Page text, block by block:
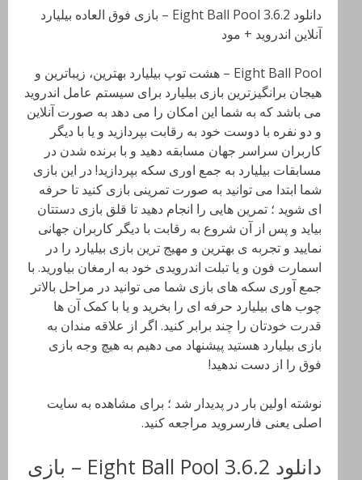
دانلود Eight Ball Pool 3.6.2 – بازی فوق العاده بیلیارد
آنلاین اندروید + مود
Eight Ball Pool – هشت توپ بیلیارد بهترین، زیباترین و
هیجان برانگیزترین بازی بیلیارد برای سیستم عامل اندروید
می باشد که به شما این امکان را می دهد به صورت آنلاین
و دو نفره با دوست خود به رقابت بپردازید و یا با دیگر
کاربران سراسر جهان مسابقه دهید و با برنده شدن در
مسابقات بیلیارد به جمع اوری سکه بپردازید! در این بازی
شما ابتدا می توانید به صورت تمرینی بازی کنید تا حرفه
ای شوید ؛ تمرین هایی را انجام دهید تا قلق بازی دستتان
بیاید و پس از آن شروع به رقابت با دیگر کاربران جهانی
نمایید و تجربه ی بهترین و مهیج ترین بازی بیلیارد را در
اسمارت فون و یا تبلت اندرویدی خود به ارمغان بیاورید. با
جمع آوری سکه های بازی شما می توانید در مراحل بالاتر
چوب های بیلیارد حرفه ای را بخرید و یا با کمک آن ها
قدرت خودتان را چند برابر کنید. اگر از علاقه مندان به
بازی بیلیارد هستید پیشنهاد می دهیم به هیچ وجه بازی
فوق را از دست ندهید!
نوشته اولین بار در پدیدار شد ؛ برای مشاهده به سایت
اصلی یعنی فارسروید مراجعه کنید.
دانلود Eight Ball Pool 3.6.2 – بازی